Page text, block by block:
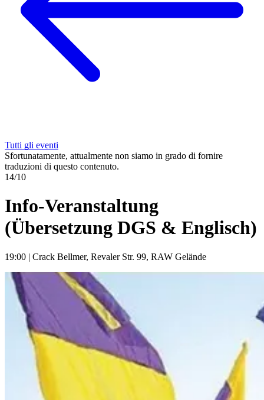
Tutti gli eventi
Sfortunatamente, attualmente non siamo in grado di fornire
traduzioni di questo contenuto.
14/10
Info-Veranstaltung
(Übersetzung DGS & Englisch)
19:00 | Crack Bellmer, Revaler Str. 99, RAW Gelände